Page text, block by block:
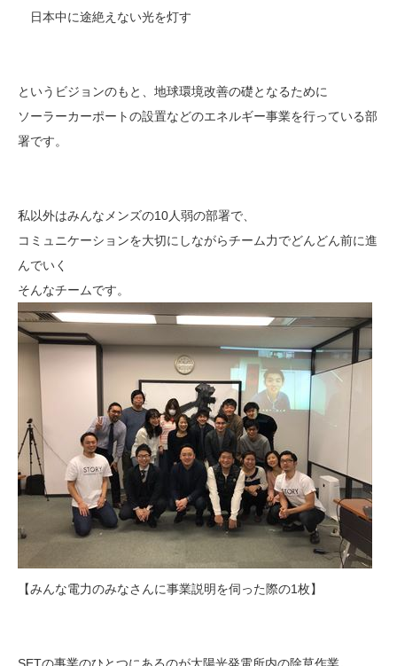
日本中に途絶えない光を灯す
というビジョンのもと、地球環境改善の礎となるために
ソーラーカーポートの設置などのエネルギー事業を行っている部
署です。
私以外はみんなメンズの10人弱の部署で、
コミュニケーションを大切にしながらチーム力でどんどん前に進
んでいく
そんなチームです。
【みんな電力のみなさんに事業説明を伺った際の1枚】